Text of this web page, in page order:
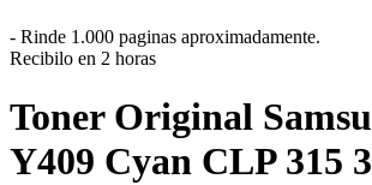
- Rinde 1.000 paginas aproximadamente.
Recibilo en 2 horas
Toner Original
Y409 Cyan CLP 315